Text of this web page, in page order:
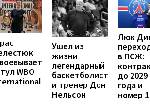
WBO
Ушел из
жизни
легендарный
баскетболист
и тренер Дон
Нельсон
Люк
в ПСЖ:
до 2029
года и
номер